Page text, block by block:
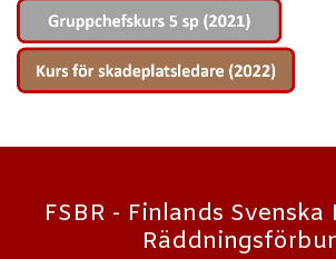
FSBR - Finlands Svenska